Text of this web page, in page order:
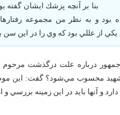
بنا بر آنچه پزشك ايشان گفته
بود و به نظر من مجموعه
يكي از عللي بود كه وي را در اين سن
درباره علت درگذشت مرحوم
شهيد محسوب مي‌شود؟ گفت: اين
و آنها بايد در اين زمينه بررسي و